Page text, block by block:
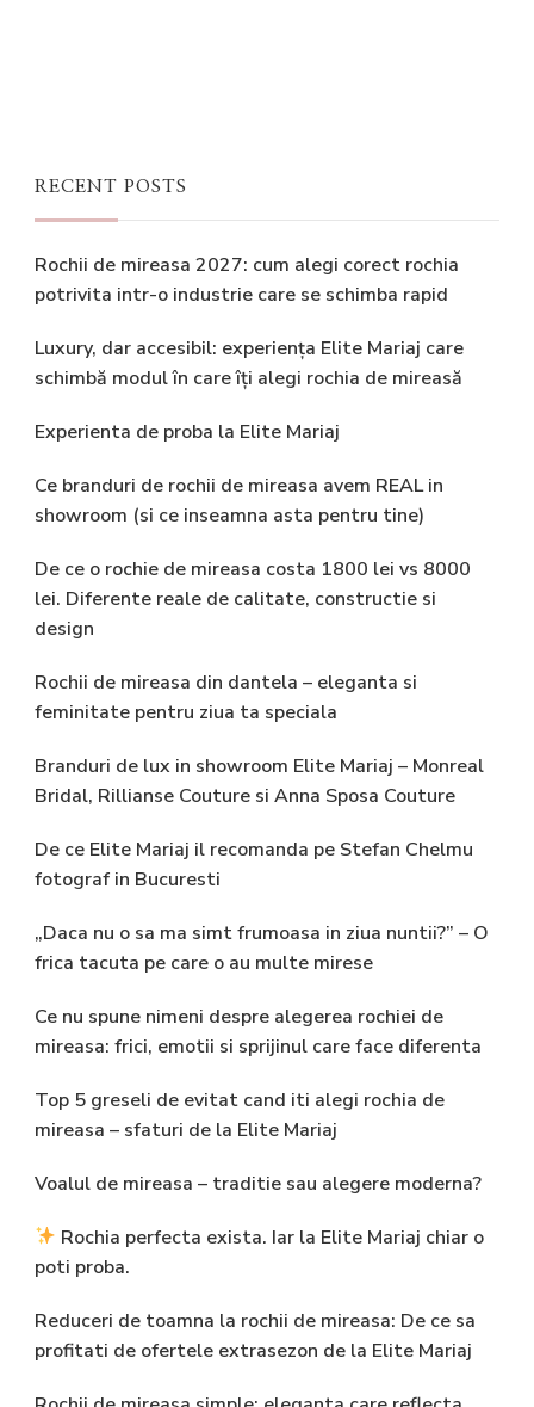
RECENT POSTS
Rochii de mireasa 2027: cum alegi corect rochia
potrivita intr-o industrie care se schimba rapid
Luxury, dar accesibil: experiența Elite Mariaj care
schimbă modul în care îți alegi rochia de mireasă
Experienta de proba la Elite Mariaj
Ce branduri de rochii de mireasa avem REAL in
showroom (si ce inseamna asta pentru tine)
De ce o rochie de mireasa costa 1800 lei vs 8000
lei. Diferente reale de calitate, constructie si
design
Rochii de mireasa din dantela – eleganta si
feminitate pentru ziua ta speciala
Branduri de lux in showroom Elite Mariaj – Monreal
Bridal, Rillianse Couture si Anna Sposa Couture
De ce Elite Mariaj il recomanda pe Stefan Chelmu
fotograf in Bucuresti
„Daca nu o sa ma simt frumoasa in ziua nuntii?” – O
frica tacuta pe care o au multe mirese
Ce nu spune nimeni despre alegerea rochiei de
mireasa: frici, emotii si sprijinul care face diferenta
Top 5 greseli de evitat cand iti alegi rochia de
mireasa – sfaturi de la Elite Mariaj
Voalul de mireasa – traditie sau alegere moderna?
Rochia perfecta exista. Iar la Elite Mariaj chiar o
poti proba.
Reduceri de toamna la rochii de mireasa: De ce sa
profitati de ofertele extrasezon de la Elite Mariaj